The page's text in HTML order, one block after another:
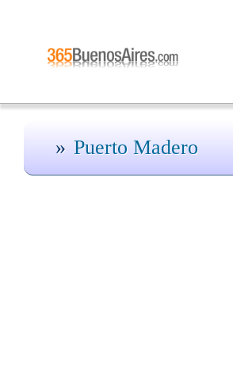
Puerto Madero